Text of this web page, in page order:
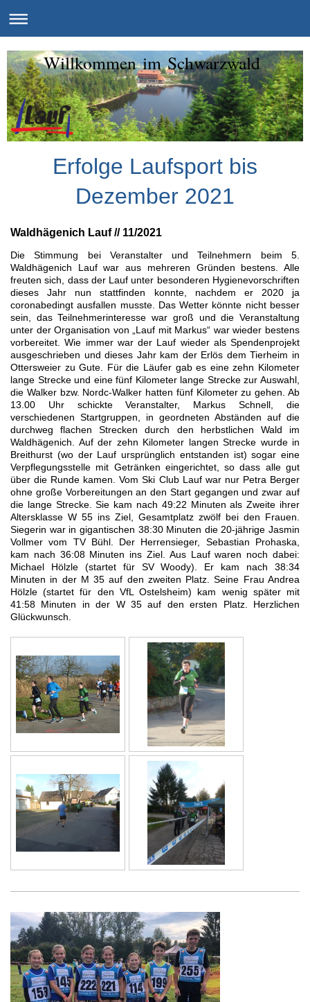
Willkommen im Schwarzwald
Erfolge Laufsport bis
Dezember 2021
Waldhägenich Lauf // 11/2021
Die Stimmung bei Veranstalter und Teilnehmern beim 5.
Waldhägenich Lauf war aus mehreren Gründen bestens. Alle
freuten sich, dass der Lauf unter besonderen Hygienevorschriften
dieses Jahr nun stattfinden konnte, nachdem er 2020 ja
coronabedingt ausfallen musste. Das Wetter könnte nicht besser
sein, das Teilnehmerinteresse war groß und die Veranstaltung
unter der Organisation von „Lauf mit Markus“ war wieder bestens
vorbereitet. Wie immer war der Lauf wieder als Spendenprojekt
ausgeschrieben und dieses Jahr kam der Erlös dem Tierheim in
Ottersweier zu Gute. Für die Läufer gab es eine zehn Kilometer
lange Strecke und eine fünf Kilometer lange Strecke zur Auswahl,
die Walker bzw. Nordc-Walker hatten fünf Kilometer zu gehen. Ab
13.00 Uhr schickte Veranstalter, Markus Schnell, die
verschiedenen Startgruppen, in geordneten Abständen auf die
durchweg flachen Strecken durch den herbstlichen Wald im
Waldhägenich. Auf der zehn Kilometer langen Strecke wurde in
Breithurst (wo der Lauf ursprünglich entstanden ist) sogar eine
Verpflegungsstelle mit Getränken eingerichtet, so dass alle gut
über die Runde kamen. Vom Ski Club Lauf war nur Petra Berger
ohne große Vorbereitungen an den Start gegangen und zwar auf
die lange Strecke. Sie kam nach 49:22 Minuten als Zweite ihrer
Altersklasse W 55 ins Ziel, Gesamtplatz zwölf bei den Frauen.
Siegerin war in gigantischen 38:30 Minuten die 20-jährige Jasmin
Vollmer vom TV Bühl. Der Herrensieger, Sebastian Prohaska,
kam nach 36:08 Minuten ins Ziel. Aus Lauf waren noch dabei:
Michael Hölzle (startet für SV Woody). Er kam nach 38:34
Minuten in der M 35 auf den zweiten Platz. Seine Frau Andrea
Hölzle (startet für den VfL Ostelsheim) kam wenig später mit
41:58 Minuten in der W 35 auf den ersten Platz. Herzlichen
Glückwunsch.